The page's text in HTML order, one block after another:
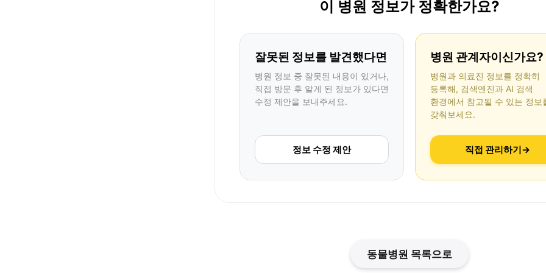
이 병원 정보가 정확한가요?
잘못된 정보를 발견했다면
병원 정보 중 잘못된 내용이 있거나,
직접 방문 후 알게 된 정보가 있다면
수정 제안을 보내주세요.
정보 수정 제안
병원 관계자이신가요?
병원과 의료진 정보를 정확히
등록해, 검색엔진과 AI 검색
환경에서 참고될 수 있는 정보
갖춰보세요.
직접 관리하기→
동물병원 목록으로